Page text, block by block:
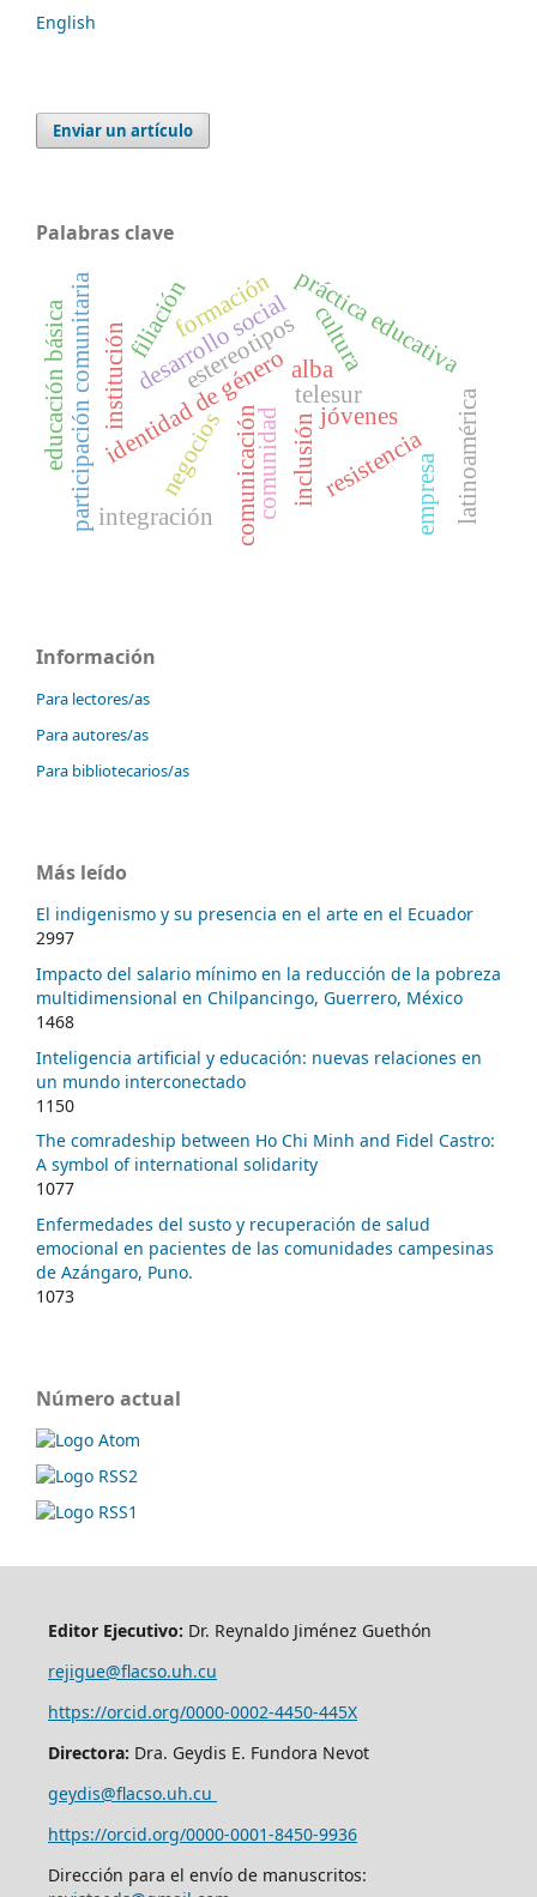
English
Enviar un artículo
Palabras clave
identidad de género
comunicación
estereotiposcultura
inclusión
participación comunitaria jóvenes
desarrollo social
comunidad
práctica educativa
resistencia
institución
negocios
formación
empresa
educación básica alba
telesur latinoamérica
integración
filiación
Información
Para lectores/as
Para autores/as
Para bibliotecarios/as
Más leído
El indigenismo y su presencia en el arte en el Ecuador
2997
Impacto del salario mínimo en la reducción de la pobreza
multidimensional en Chilpancingo, Guerrero, México
1468
Inteligencia artificial y educación: nuevas relaciones en
un mundo interconectado
1150
The comradeship between Ho Chi Minh and Fidel Castro:
A symbol of international solidarity
1077
Enfermedades del susto y recuperación de salud
emocional en pacientes de las comunidades campesinas
de Azángaro, Puno.
1073
Número actual
Editor Ejecutivo: Dr. Reynaldo Jiménez Guethón
rejigue@flacso.uh.cu
https://orcid.org/0000-0002-4450-445X
Directora: Dra. Geydis E. Fundora Nevot
geydis@flacso.uh.cu
https://orcid.org/0000-0001-8450-9936
Dirección para el envío de manuscritos: